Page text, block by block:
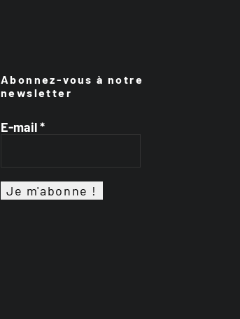
Abonnez-vous à notre
newsletter
E-mail*